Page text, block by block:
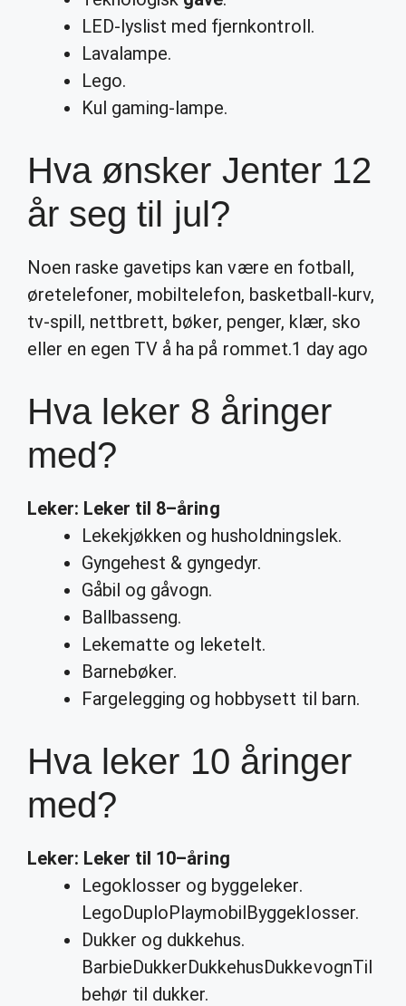
LED-lyslist med fjernkontroll.
Lavalampe.
Lego.
Kul gaming-lampe.
Hva ønsker Jenter 12
år seg til jul?
Noen raske gavetips kan være en fotball,
øretelefoner, mobiltelefon, basketball-kurv,
tv-spill, nettbrett, bøker, penger, klær, sko
eller en egen TV å ha på rommet.1 day ago
Hva leker 8 åringer
med?
Leker: Leker til 8–åring
Lekekjøkken og husholdningslek.
Gyngehest & gyngedyr.
Gåbil og gåvogn.
Ballbasseng.
Lekematte og leketelt.
Barnebøker.
Fargelegging og hobbysett til barn.
Hva leker 10 åringer
med?
Leker: Leker til 10–åring
Legoklosser og byggeleker.
LegoDuploPlaymobilByggeklosser.
Dukker og dukkehus.
BarbieDukkerDukkehusDukkevognTil
behør til dukker.